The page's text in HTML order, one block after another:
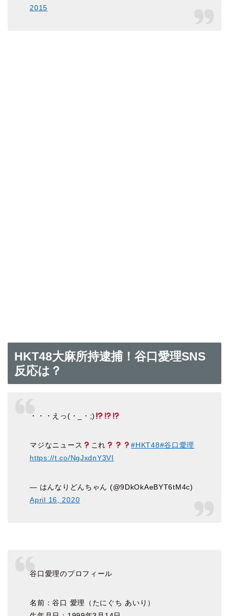
2015
HKT48大麻所持逮捕！谷口愛理SNS
反応は？
・・・えっ(・_・;)
マジなニュース これ #HKT48#谷口愛理
https://t.co/NgJxdnY3VI
— はんなりどんちゃん (@9DkOkAeBYT6tM4c)
April 16, 2020
谷口愛理のプロフィール
名前：谷口 愛理（たにぐち あいり）